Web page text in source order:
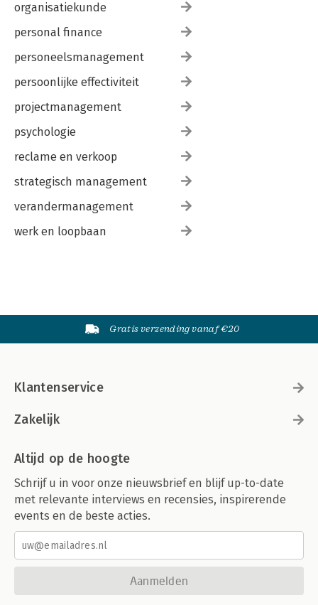
organisatiekunde
personal finance
personeelsmanagement
persoonlijke effectiviteit
projectmanagement
psychologie
reclame en verkoop
strategisch management
verandermanagement
werk en loopbaan
Gratis verzending vanaf €20
Klantenservice
Zakelijk
Altijd op de hoogte
Schrijf u in voor onze nieuwsbrief en blijf up-to-date
met relevante interviews en recensies, inspirerende
events en de beste acties.
Aanmelden